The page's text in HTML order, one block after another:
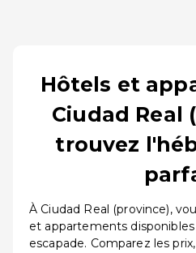
Hôtels et
Ciudad Real
trouvez
À Ciudad Real (province),
et appartements
escapade. Comparez les